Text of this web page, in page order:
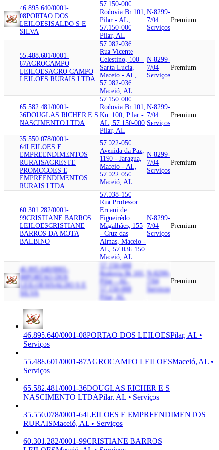
46.895.640/0001-
08PORTAO DOS
LEILOESISALDO S E
SILVA
57.150-000
Rodovia Br 101,
Pilar - AL,
57.150-000
Pilar, AL
N-8299-
7/04
Serviços
Premium
55.488.601/0001-
87AGROCAMPO
LEILOESAGRO CAMPO
LEILOES RURAIS LTDA
57.082-036
Rua Vicente
Celestino, 100 -
Santa Lucia,
Maceio - AL,
57.082-036
Maceió, AL
N-8299-
7/04
Serviços
Premium
65.582.481/0001-
36DOUGLAS RICHER E S
NASCIMENTO LTDA
57.150-000
Rodovia Br 101,
Km 100, Pilar -
AL, 57.150-000
Pilar, AL
N-8299-
7/04
Serviços
Premium
35.550.078/0001-
64LEILOES E
EMPREENDIMENTOS
RURAISAGRESTE
PROMOCOES E
EMPREENDIMENTOS
RURAIS LTDA
57.022-050
Avenida da Paz,
1190 - Jaragua,
Maceio - AL,
57.022-050
Maceió, AL
N-8299-
7/04
Serviços
Premium
60.301.282/0001-
99CRISTIANE BARROS
LEILOESCRISTIANE
BARROS DA MOTA
BALBINO
57.038-150
Rua Professor
Ernani de
Figueirêdo
Magalhães, 155
- Cruz das
Almas, Maceio -
AL, 57.038-150
Maceió, AL
N-8299-
7/04
Serviços
Premium
46.895.640/0001-
08
PORTAO DOS
LEILOES
ISALDO S E
57.150-000
Rodovia Br 101,
Pilar - AL,
57.150-000
Pilar, AL
N-8299-
7/04
Serviços
Premium
46.895.640/0001-08PORTAO DOS LEILOESPilar, AL •
Serviços
55.488.601/0001-87AGROCAMPO LEILOESMaceió, AL •
Serviços
65.582.481/0001-36DOUGLAS RICHER E S
NASCIMENTO LTDAPilar, AL • Serviços
35.550.078/0001-64LEILOES E EMPREENDIMENTOS
RURAISMaceió, AL • Serviços
60.301.282/0001-99CRISTIANE BARROS